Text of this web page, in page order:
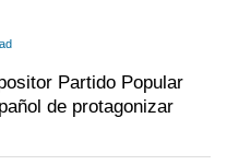
Partido Popular
de protagonizar